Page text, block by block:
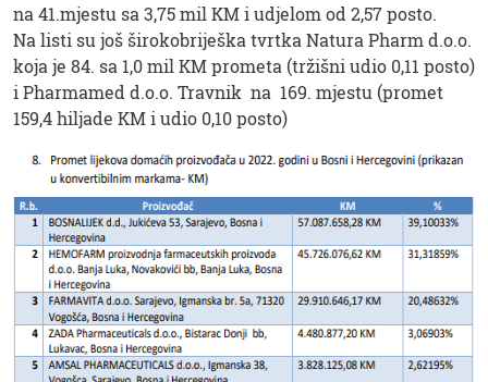
na 41.mjestu sa 3,75 mil KM i udjelom od 2,57 posto.
Na listi su još širokobriješka tvrtka Natura Pharm d.o.o.
koja je 84. sa 1,0 mil KM prometa (tržišni udio 0,11 posto)
i Pharmamed d.o.o. Travnik na 169. mjestu (promet
159,4 hiljade KM i udio 0,10 posto)